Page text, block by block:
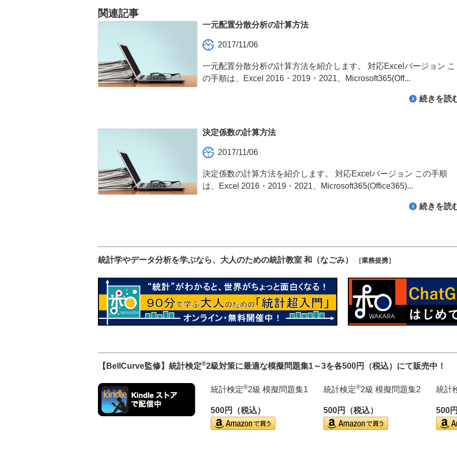
b
o
o
k
関連記事
一元配置分散分析の計算方法
2017/11/06
一元配置分散分析の計算方法を紹介します。 対応Excelバージョン こ
の手順は、Excel 2016・2019・2021、Microsoft365(Off...
続きを読
決定係数の計算方法
2017/11/06
決定係数の計算方法を紹介します。 対応Excelバージョン この手順
は、Excel 2016・2019・2021、Microsoft365(Office365)...
続きを読
統計学やデータ分析を学ぶなら、大人のための統計教室 和（なごみ） ［業務提携］
【BellCurve監修】統計検定®2級対策に最適な模擬問題集1～3を各500円（税込）にて販売中！
統計検定®2級 模擬問題集1
500円（税込）
統計検定®2級 模擬問題集2
500円（税込）
統計
500